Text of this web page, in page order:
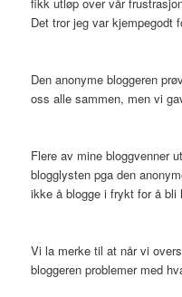
Det tror jeg var kjempegodt
Den anonyme bloggeren
oss alle sammen, men vi
Flere av mine bloggvenner
blogglysten pga den
ikke å blogge i frykt for å bli
Vi la merke til at når vi
bloggeren problemer med